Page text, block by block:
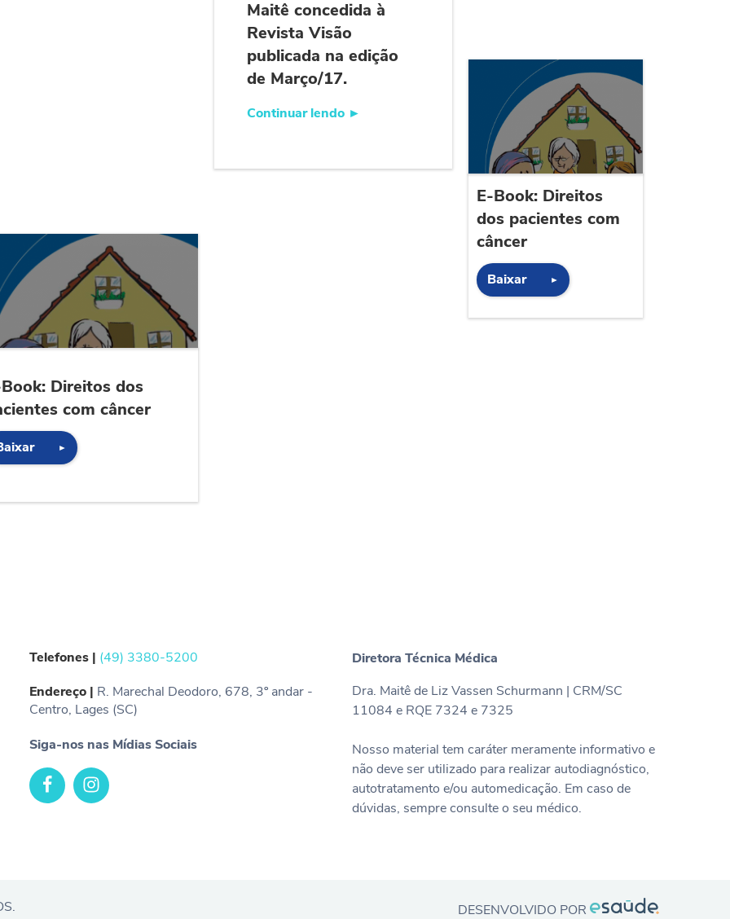
Maitê concedida à
Revista Visão
publicada na edição
de Março/17.
Continuar lendo ►
Direitos dos
com câncer
►
E-Book: Direitos
dos pacientes com
câncer
Baixar ►
Telefones | (49) 3380-5200
Endereço | R. Marechal Deodoro, 678, 3º andar -
Centro, Lages (SC)
Siga-nos nas Mídias Sociais
Diretora Técnica Médica
Dra. Maitê de Liz Vassen Schurmann | CRM/SC
11084 e RQE 7324 e 7325
Nosso material tem caráter meramente informativo e
não deve ser utilizado para realizar autodiagnóstico,
autotratamento e/ou automedicação. Em caso de
dúvidas, sempre consulte o seu médico.
DESENVOLVIDO POR